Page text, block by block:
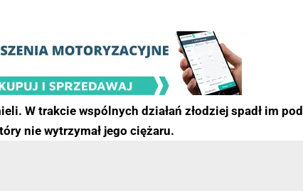
W trakcie wspólnych działań złodziej spadł im pod
nie wytrzymał jego ciężaru.